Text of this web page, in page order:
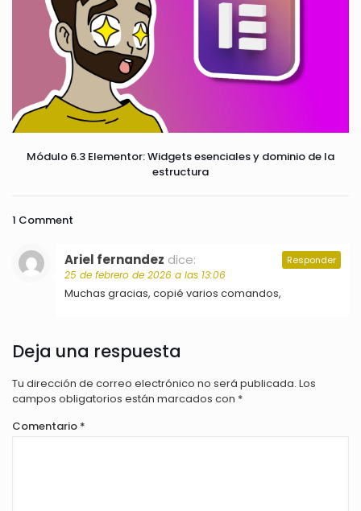
Módulo 6.3 Elementor: Widgets esenciales y dominio de la
estructura
1 Comment
Ariel fernandez dice:
25 de febrero de 2026 a las 13:06
Muchas gracias, copié varios comandos,
Responder
Deja una respuesta
Tu dirección de correo electrónico no será publicada. Los
campos obligatorios están marcados con *
Comentario *